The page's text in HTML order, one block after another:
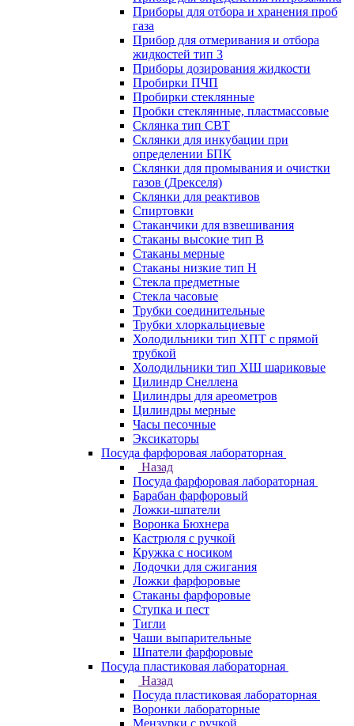
Приборы для отбора и хранения проб
газа
Прибор для отмеривания и отбора
жидкостей тип 3
Приборы дозирования жидкости
Пробирки ПЧП
Пробирки стеклянные
Пробки стеклянные, пластмассовые
Склянка тип СВТ
Склянки для инкубации при
определении БПК
Склянки для промывания и очистки
газов (Дрекселя)
Склянки для реактивов
Спиртовки
Стаканчики для взвешивания
Стаканы высокие тип В
Стаканы мерные
Стаканы низкие тип Н
Стекла предметные
Стекла часовые
Трубки соединительные
Трубки хлоркальциевые
Холодильники тип ХПТ с прямой
трубкой
Холодильники тип ХШ шариковые
Цилиндр Снеллена
Цилиндры для ареометров
Цилиндры мерные
Часы песочные
Эксикаторы
Посуда фарфоровая лабораторная
Назад
Посуда фарфоровая лабораторная
Барабан фарфоровый
Ложки-шпатели
Воронка Бюхнера
Кастрюля с ручкой
Кружка с носиком
Лодочки для сжигания
Ложки фарфоровые
Стаканы фарфоровые
Ступка и пест
Тигли
Чаши выпарительные
Шпатели фарфоровые
Посуда пластиковая лабораторная
Назад
Посуда пластиковая лабораторная
Воронки лабораторные
Мензурки с ручкой